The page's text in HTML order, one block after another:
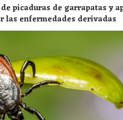
picaduras de garrapatas y
las enfermedades derivadas